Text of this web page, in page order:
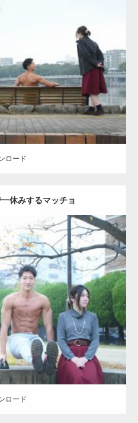
AKIHITO(細マッチョ) 背中
ロード
休みするマッチョ
2021.07.6
他 AKIHITO(細マッチョ) 腹筋
ロード